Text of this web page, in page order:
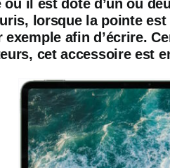
il est doté d’un ou
lorsque la pointe
afin d’écrire.
cet accessoire est